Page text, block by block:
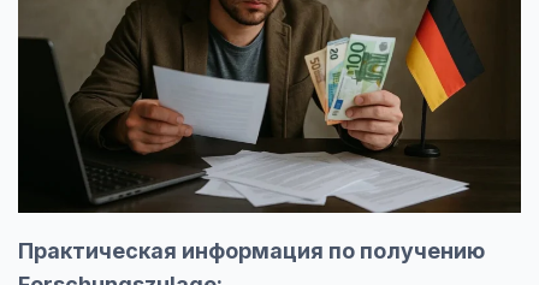
Практическая информация по получению